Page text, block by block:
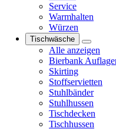
Service
Warmhalten
Würzen
Tischwäsche
Alle anzeigen
Bierbank
Skirting
Stoffservietten
Stuhlbänder
Stuhlhussen
Tischdecken
Tischhussen